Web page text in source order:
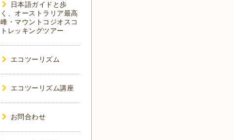
日本語ガイドと歩
く、オーストラリア最高
峰・マウントコジオスコ
トレッキングツアー
エコツーリズム
エコツーリズム講座
お問合わせ